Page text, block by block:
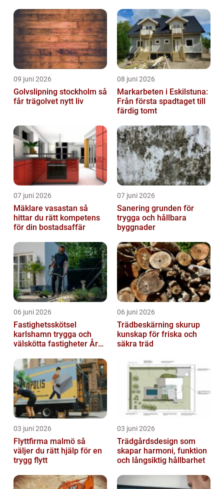
09 juni 2026
Golvslipning stockholm så
får trägolvet nytt liv
08 juni 2026
Markarbeten i Eskilstuna:
Från första spadtaget till
färdig tomt
07 juni 2026
Mäklare vasastan så
hittar du rätt kompetens
för din bostadsaffär
07 juni 2026
Sanering grunden för
trygga och hållbara
byggnader
06 juni 2026
Fastighetsskötsel
karlshamn trygga och
välskötta fastigheter Året
06 juni 2026
Trädbeskärning skurup
kunskap för friska och
säkra träd
03 juni 2026
Flyttfirma malmö så
väljer du rätt hjälp för en
trygg flytt
03 juni 2026
Trädgårdsdesign som
skapar harmoni, funktion
och långsiktig hållbarhet